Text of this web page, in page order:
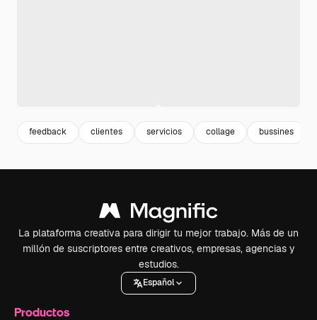
feedback clientes servicios collage bussines
La plataforma creativa para dirigir tu mejor trabajo. Más de un
millón de suscriptores entre creativos, empresas, agencias y
estudios.
Español
Productos